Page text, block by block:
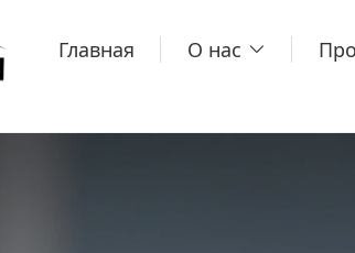
Главная О нас